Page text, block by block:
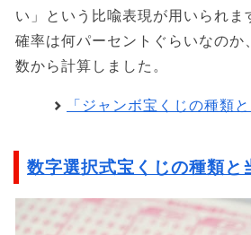
い」という比喩表現が用いられま
確率は何パーセントぐらいなのか
数から計算しました。
「ジャンボ宝くじの種類
数字選択式宝くじの種類と